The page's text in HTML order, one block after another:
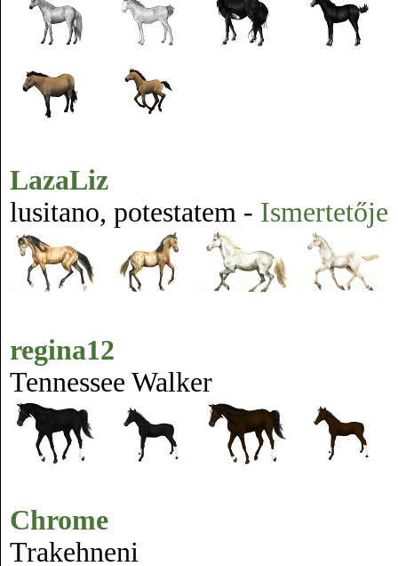
LazaLiz
lusitano, potestatem - Ismertetője
regina12
Tennessee Walker
Chrome
Trakehneni